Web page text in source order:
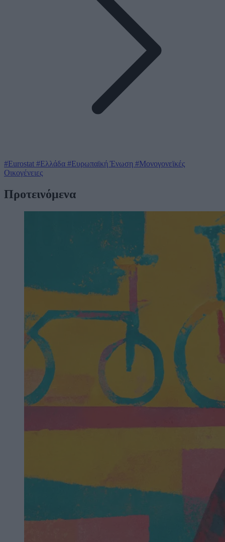
#Eurostat #Ελλάδα #Ευρωπαϊκή Ένωση #Μονογονεϊκές
Οικογένειες
Προτεινόμενα